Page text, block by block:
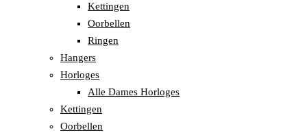
Kettingen
Oorbellen
Ringen
Hangers
Horloges
Alle Dames Horloges
Kettingen
Oorbellen